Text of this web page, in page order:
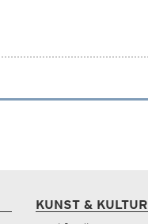
KUNST & KULTUR